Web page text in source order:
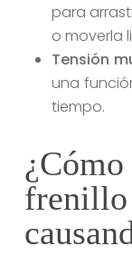
para
o moverla
Tensión
una
tiempo.